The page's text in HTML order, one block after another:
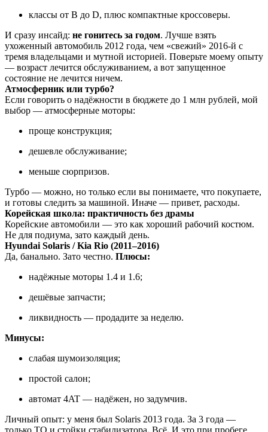
классы от B до D, плюс компактные кроссоверы.
И сразу инсайд: не гонитесь за годом. Лучше взять
ухоженный автомобиль 2012 года, чем «свежий» 2016-й с
тремя владельцами и мутной историей. Поверьте моему опыту
— возраст лечится обслуживанием, а вот запущенное
состояние не лечится ничем.
Атмосферник или турбо?
Если говорить о надёжности в бюджете до 1 млн рублей, мой
выбор — атмосферные моторы:
проще конструкция;
дешевле обслуживание;
меньше сюрпризов.
Турбо — можно, но только если вы понимаете, что покупаете,
и готовы следить за машиной. Иначе — привет, расходы.
Корейская школа: практичность без драмы
Корейские автомобили — это как хороший рабочий костюм.
Не для подиума, зато каждый день.
Hyundai Solaris / Kia Rio (2011–2016)
Да, банально. Зато честно. Плюсы:
надёжные моторы 1.4 и 1.6;
дешёвые запчасти;
ликвидность — продадите за неделю.
Минусы:
слабая шумоизоляция;
простой салон;
автомат 4AT — надёжен, но задумчив.
Личный опыт: у меня был Solaris 2013 года. За 3 года —
только ТО и стойки стабилизатора. Всё. И это при пробеге